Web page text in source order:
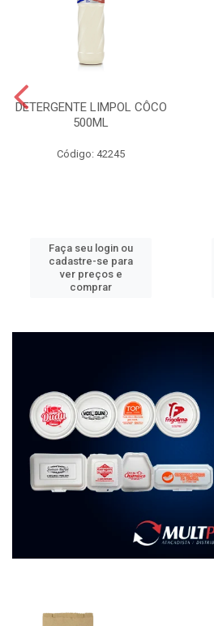
DETERGENTE LIMPOL CÔCO
500ML
Código: 42245
Faça seu login ou
cadastre-se para
ver preços e
comprar